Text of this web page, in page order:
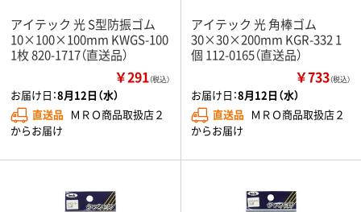
アイテック 光 S型防振ゴム
10×100×100mm KWGS-100
1枚 820-1717（直送品）
￥291（税込）
お届け日：8月12日（水）
直送品 ＭＲＯ商品取扱店２
からお届け
アイテック 光 角棒ゴム
30×30×200mm KGR-332 1
個 112-0165（直送品）
￥733（税込）
お届け日：8月12日（水）
直送品 ＭＲＯ商品取扱店２
からお届け